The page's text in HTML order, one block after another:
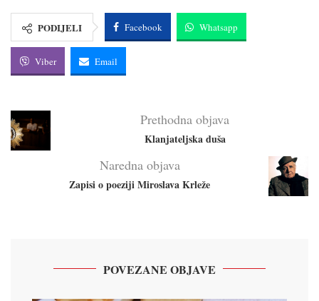
PODIJELI Facebook Whatsapp
Viber Email
Prethodna objava
Klanjateljska duša
Naredna objava
Zapisi o poeziji Miroslava Krleže
POVEZANE OBJAVE